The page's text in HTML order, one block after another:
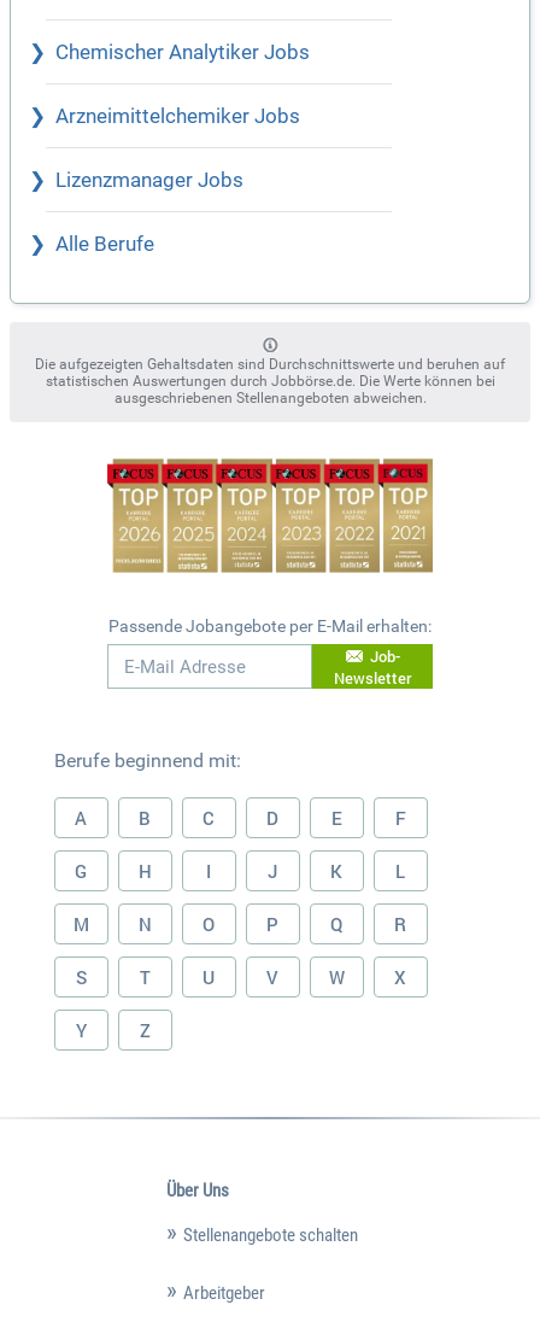
Chemischer Analytiker Jobs
Arzneimittelchemiker Jobs
Lizenzmanager Jobs
Alle Berufe
Die aufgezeigten Gehaltsdaten sind Durchschnittswerte und beruhen auf
statistischen Auswertungen durch Jobbörse.de. Die Werte können bei
ausgeschriebenen Stellenangeboten abweichen.
Passende Jobangebote per E-Mail erhalten:
Job-
Newsletter
Berufe beginnend mit:
A B C D E F
G H I J K L
M N O P Q R
S T U V W X
Y Z
Über Uns
Stellenangebote schalten
Arbeitgeber